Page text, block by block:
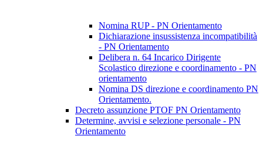
Nomina RUP - PN Orientamento
Dichiarazione insussistenza incompatibilità
- PN Orientamento
Delibera n. 64 Incarico Dirigente
Scolastico direzione e coordinamento - PN
orientamento
Nomina DS direzione e coordinamento PN
Orientamento.
Decreto assunzione PTOF PN Orientamento
Determine, avvisi e selezione personale - PN
Orientamento